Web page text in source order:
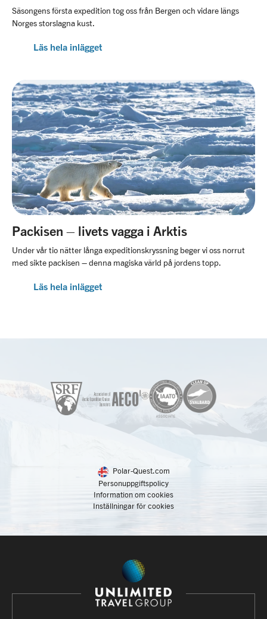
Säsongens första expedition tog oss från Bergen och vidare längs
Norges storslagna kust.
Läs hela inlägget
Packisen – livets vagga i Arktis
Under vår tio nätter långa expeditionskryssning beger vi oss norrut
med sikte packisen – denna magiska värld på jordens topp.
Läs hela inlägget
Polar-Quest.com
Personuppgiftspolicy
Information om cookies
Inställningar för cookies